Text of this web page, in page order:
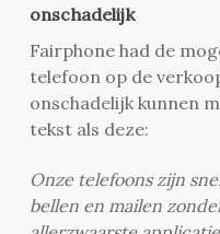
onschadelijk
Fairphone had de
telefoon op de
onschadelijk kunnen
tekst als deze:
Onze telefoons zijn
bellen en mailen